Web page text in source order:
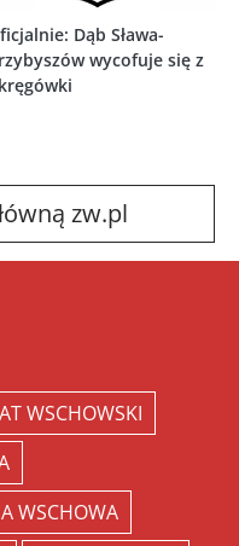
Dąb Sława-
wycofuje się z
zw.pl
WSCHOWSKI
WSCHOWA